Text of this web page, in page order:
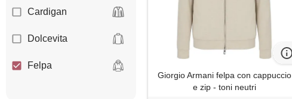
Cardigan
Dolcevita
Felpa
Giorgio Armani felpa con cappuccio
e zip - toni neutri